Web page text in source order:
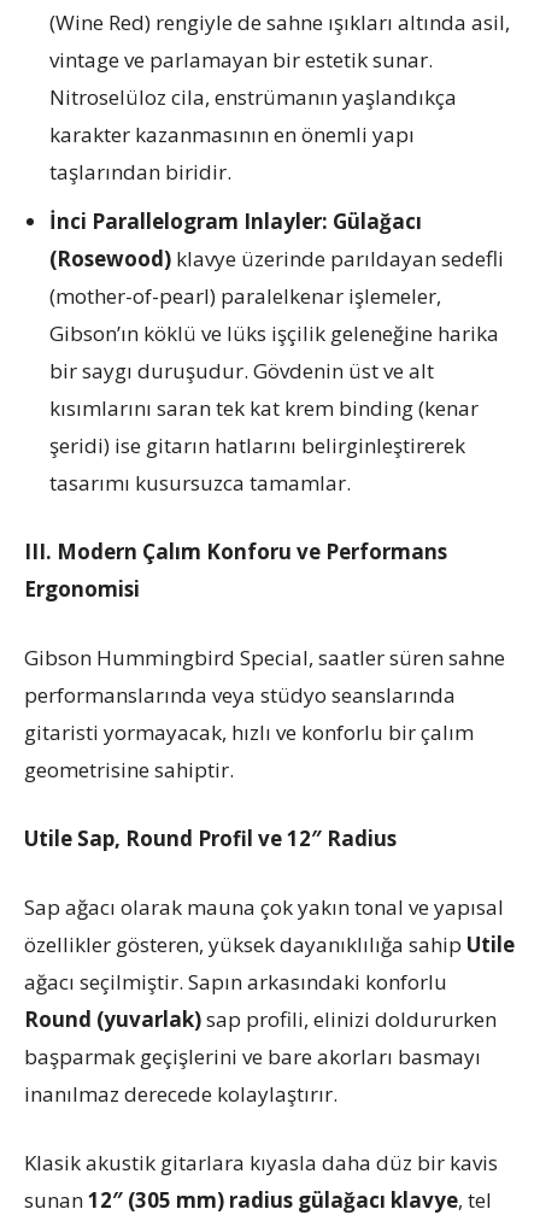
(Wine Red) rengiyle de sahne ışıkları altında asil,
vintage ve parlamayan bir estetik sunar.
Nitroselüloz cila, enstrümanın yaşlandıkça
karakter kazanmasının en önemli yapı
taşlarından biridir.
İnci Parallelogram Inlayler: Gülağacı
(Rosewood) klavye üzerinde parıldayan sedefli
(mother-of-pearl) paralelkenar işlemeler,
Gibson’ın köklü ve lüks işçilik geleneğine harika
bir saygı duruşudur. Gövdenin üst ve alt
kısımlarını saran tek kat krem binding (kenar
şeridi) ise gitarın hatlarını belirginleştirerek
tasarımı kusursuzca tamamlar.
III. Modern Çalım Konforu ve Performans
Ergonomisi
Gibson Hummingbird Special, saatler süren sahne
performanslarında veya stüdyo seanslarında
gitaristi yormayacak, hızlı ve konforlu bir çalım
geometrisine sahiptir.
Utile Sap, Round Profil ve 12″ Radius
Sap ağacı olarak mauna çok yakın tonal ve yapısal
özellikler gösteren, yüksek dayanıklılığa sahip Utile
ağacı seçilmiştir. Sapın arkasındaki konforlu
Round (yuvarlak)sap profili, elinizi doldururken
başparmak geçişlerini ve bare akorları basmayı
inanılmaz derecede kolaylaştırır.
Klasik akustik gitarlara kıyasla daha düz bir kavis
sunan12″ (305 mm) radius gülağacı klavye, tel